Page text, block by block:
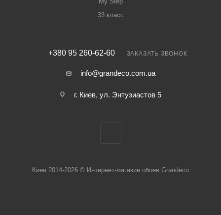
33 класс
+380 95 260-62-60 ЗАКАЗАТЬ ЗВОНОК
info@grandeco.com.ua
г. Киев, ул. Энтузиастов 5
Киев 2014-2026 © Интернет-магазин обоев Grandeco